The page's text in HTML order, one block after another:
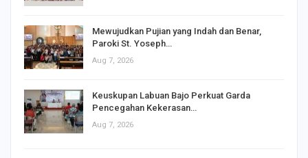
Mewujudkan Pujian yang Indah dan Benar,
Paroki St. Yoseph…
Aug 7, 2026
Keuskupan Labuan Bajo Perkuat Garda
Pencegahan Kekerasan…
Aug 7, 2026